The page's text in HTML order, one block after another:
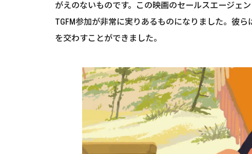
がえのないものです。この映画のセールスエージェ
TGFM参加が非常に実りあるものになりました。彼
を交わすことができました。